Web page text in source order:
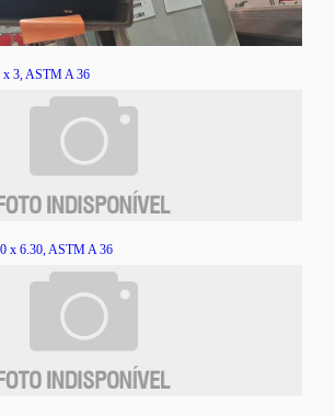
x 3, ASTM A 36
x 6.30, ASTM A 36